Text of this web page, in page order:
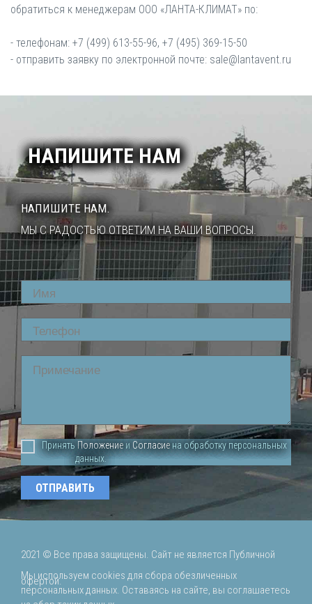
обратиться к менеджерам ООО «ЛАНТА-КЛИМАТ» по:
- телефонам: +7 (499) 613-55-96, +7 (495) 369-15-50
- отправить заявку по электронной почте: sale@lantavent.ru
НАПИШИТЕ НАМ
НАПИШИТЕ НАМ.
МЫ С РАДОСТЬЮ ОТВЕТИМ НА ВАШИ ВОПРОСЫ.
Name
Phone
Comment
Принять Положение и Согласие на обработку персональных
данных.
2021 © Все права защищены. Сайт не является Публичной
офертой.
Мы используем cookies для сбора обезличенных
персональных данных. Оставаясь на сайте, вы соглашаетесь